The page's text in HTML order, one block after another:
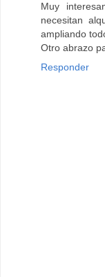
Muy
necesitan
ampliando
Otro abrazo
Responder